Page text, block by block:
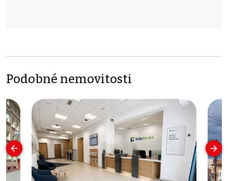
Podobné nemovitosti